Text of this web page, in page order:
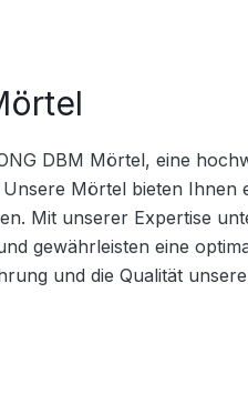
DBM Mörtel, eine
Mörtel bieten Ihnen
Mit unserer Expertise
gewährleisten eine
und die Qualität